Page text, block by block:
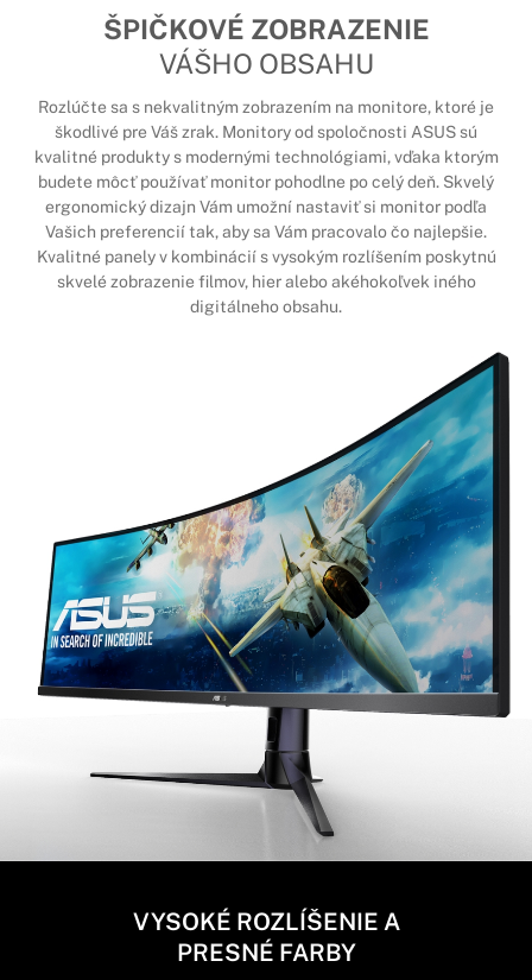
ŠPIČKOVÉ ZOBRAZENIE
VÁŠHO OBSAHU
Rozlúčte sa s nekvalitným zobrazením na monitore, ktoré je
škodlivé pre Váš zrak. Monitory od spoločnosti ASUS sú
kvalitné produkty s modernými technológiami, vďaka ktorým
budete môcť používať monitor pohodlne po celý deň. Skvelý
ergonomický dizajn Vám umožní nastaviť si monitor podľa
Vašich preferencií tak, aby sa Vám pracovalo čo najlepšie.
Kvalitné panely v kombinácií s vysokým rozlíšením poskytnú
skvelé zobrazenie filmov, hier alebo akéhokoľvek iného
digitálneho obsahu.
VYSOKÉ ROZLÍŠENIE A
PRESNÉ FARBY